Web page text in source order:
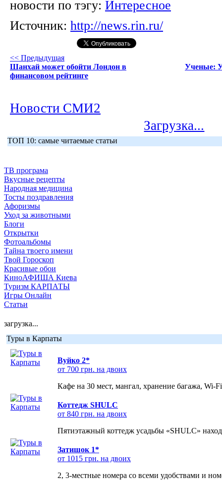
новости по тэгу: Интересное
Источник: http://news.rin.ru/
<< Предыдущая
Шанхай может обойти Лондон в
финансовом рейтинге
Ученые:
Новости СМИ2
Загрузка...
ТОП 10: самые читаемые статьи
ТВ програма
Вкусные рецепты
Народная медицина
Тосты поздравления
Афоризмы
Уход за животными
Блоги
Открытки
Фотоальбомы
Тайна твоего имени
Твой Гороскоп
Красивые обои
КиноАФИША Киева
Туризм КАРПАТЫ
Игры Онлайн
Статьи
загрузка...
Туры в Карпаты
Вуйко 2*
от 700 грн. на двоих
Кафе на 30 мест, мангал, хранение багажа, Wi-
Коттедж SHULC
от 840 грн. на двоих
Пятиэтажный коттедж усадьбы «SHULC»
Затишок 1*
от 1015 грн. на двоих
2, 3-местные номера со всеми удобствами и